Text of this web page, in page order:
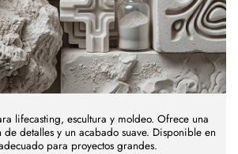
lifecasting, escultura y moldeo. Ofrece una
detalles y un acabado suave. Disponible en
para proyectos grandes.